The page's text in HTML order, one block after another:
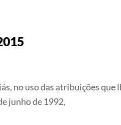
no uso das atribuições que
junho de 1992,